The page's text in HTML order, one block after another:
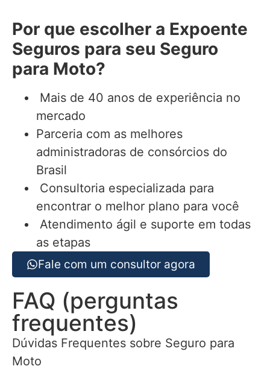
Por que escolher a Expoente
Seguros para seu Seguro
para Moto?
Mais de 40 anos de experiência no
mercado
Parceria com as melhores
administradoras de consórcios do
Brasil
Consultoria especializada para
encontrar o melhor plano para você
Atendimento ágil e suporte em todas
as etapas
Fale com um consultor agora
FAQ (perguntas
frequentes)
Dúvidas Frequentes sobre Seguro para
Moto